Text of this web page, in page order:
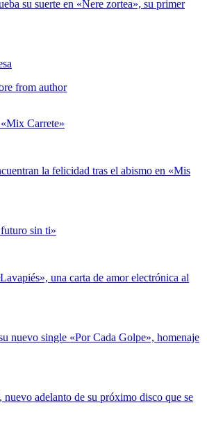
su suerte en «Nere zortea», su primer
from author
Carrete»
la felicidad tras el abismo en «Mis
sin ti»
una carta de amor electrónica al
nuevo single «Por Cada Golpe», homenaje
nuevo adelanto de su próximo disco que se